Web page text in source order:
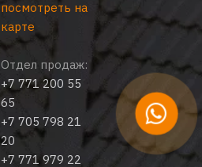
посмотреть на
карте
Отдел продаж:
+7 771 200 55
65
+7 705 798 21
20
+7 771 979 22